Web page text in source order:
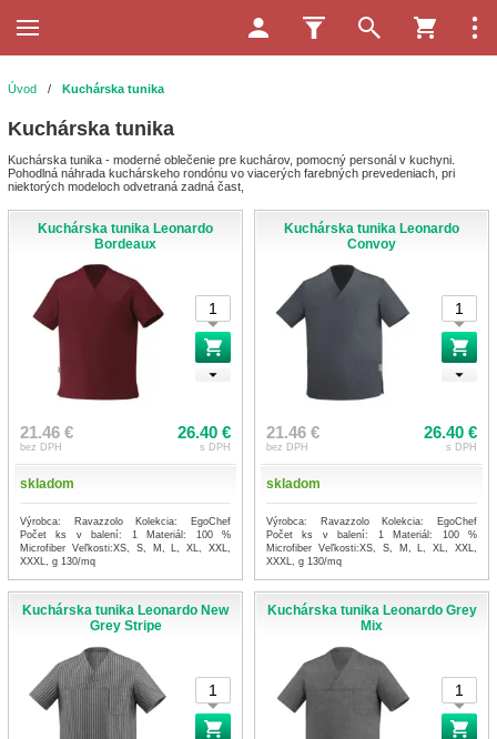
Úvod / Kuchárska tunika
Kuchárska tunika
Kuchárska tunika - moderné oblečenie pre kuchárov, pomocný personál v kuchyni.
Pohodlná náhrada kuchárskeho rondónu vo viacerých farebných prevedeniach, pri
niektorých modeloch odvetraná zadná čast,
Kuchárska tunika Leonardo
Bordeaux
21.46 €
bez DPH
26.40 €
s DPH
skladom
Výrobca: Ravazzolo Kolekcia: EgoChef
Počet ks v balení: 1 Materiál: 100 %
Microfiber Veľkosti:XS, S, M, L, XL, XXL,
XXXL, g 130/mq
Kuchárska tunika Leonardo
Convoy
21.46 €
bez DPH
26.40 €
s DPH
skladom
Výrobca: Ravazzolo Kolekcia: EgoChef
Počet ks v balení: 1 Materiál: 100 %
Microfiber Veľkosti:XS, S, M, L, XL, XXL,
XXXL, g 130/mq
Kuchárska tunika Leonardo New
Grey Stripe
Kuchárska tunika Leonardo Grey
Mix